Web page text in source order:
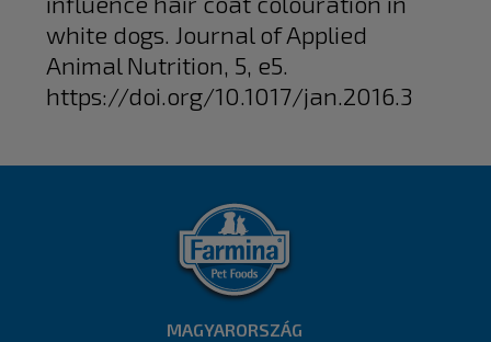
white dogs. Journal of Applied
Animal Nutrition, 5, e5.
https://doi.org/10.1017/jan.2016.3
MAGYARORSZÁG